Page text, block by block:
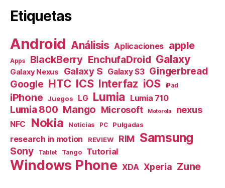
Etiquetas
Android Análisis Aplicaciones apple
Apps BlackBerry EnchufaDroid Galaxy
Galaxy Nexus Galaxy S Galaxy S3 Gingerbread
Google HTC ICS Interfaz iOS iPad
iPhone Juegos LG Lumia Lumia 710
Lumia 800 Mango Microsoft Motorola nexus
NFC Nokia Noticias PC Pulgadas
research in motion REVIEW RIM Samsung
Sony Tablet Tango Tutorial
Windows Phone XDA Xperia Zune